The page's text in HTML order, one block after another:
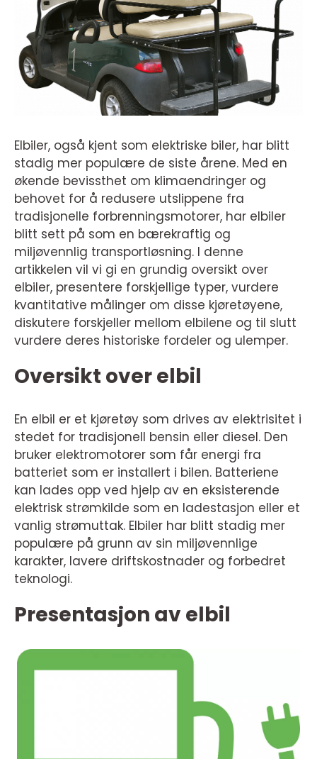
Elbiler, også kjent som elektriske biler, har blitt
stadig mer populære de siste årene. Med en
økende bevissthet om klimaendringer og
behovet for å redusere utslippene fra
tradisjonelle forbrenningsmotorer, har elbiler
blitt sett på som en bærekraftig og
miljøvennlig transportløsning. I denne
artikkelen vil vi gi en grundig oversikt over
elbiler, presentere forskjellige typer, vurdere
kvantitative målinger om disse kjøretøyene,
diskutere forskjeller mellom elbilene og til slutt
vurdere deres historiske fordeler og ulemper.
Oversikt over elbil
En elbil er et kjøretøy som drives av elektrisitet i
stedet for tradisjonell bensin eller diesel. Den
bruker elektromotorer som får energi fra
batteriet som er installert i bilen. Batteriene
kan lades opp ved hjelp av en eksisterende
elektrisk strømkilde som en ladestasjon eller et
vanlig strømuttak. Elbiler har blitt stadig mer
populære på grunn av sin miljøvennlige
karakter, lavere driftskostnader og forbedret
teknologi.
Presentasjon av elbil